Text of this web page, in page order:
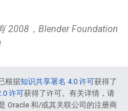
2008，Blender Foundation
根据知识共享署名 4.0 许可获得了
许可获得了许可。有关详情，请
Oracle 和/或其关联公司的注册商